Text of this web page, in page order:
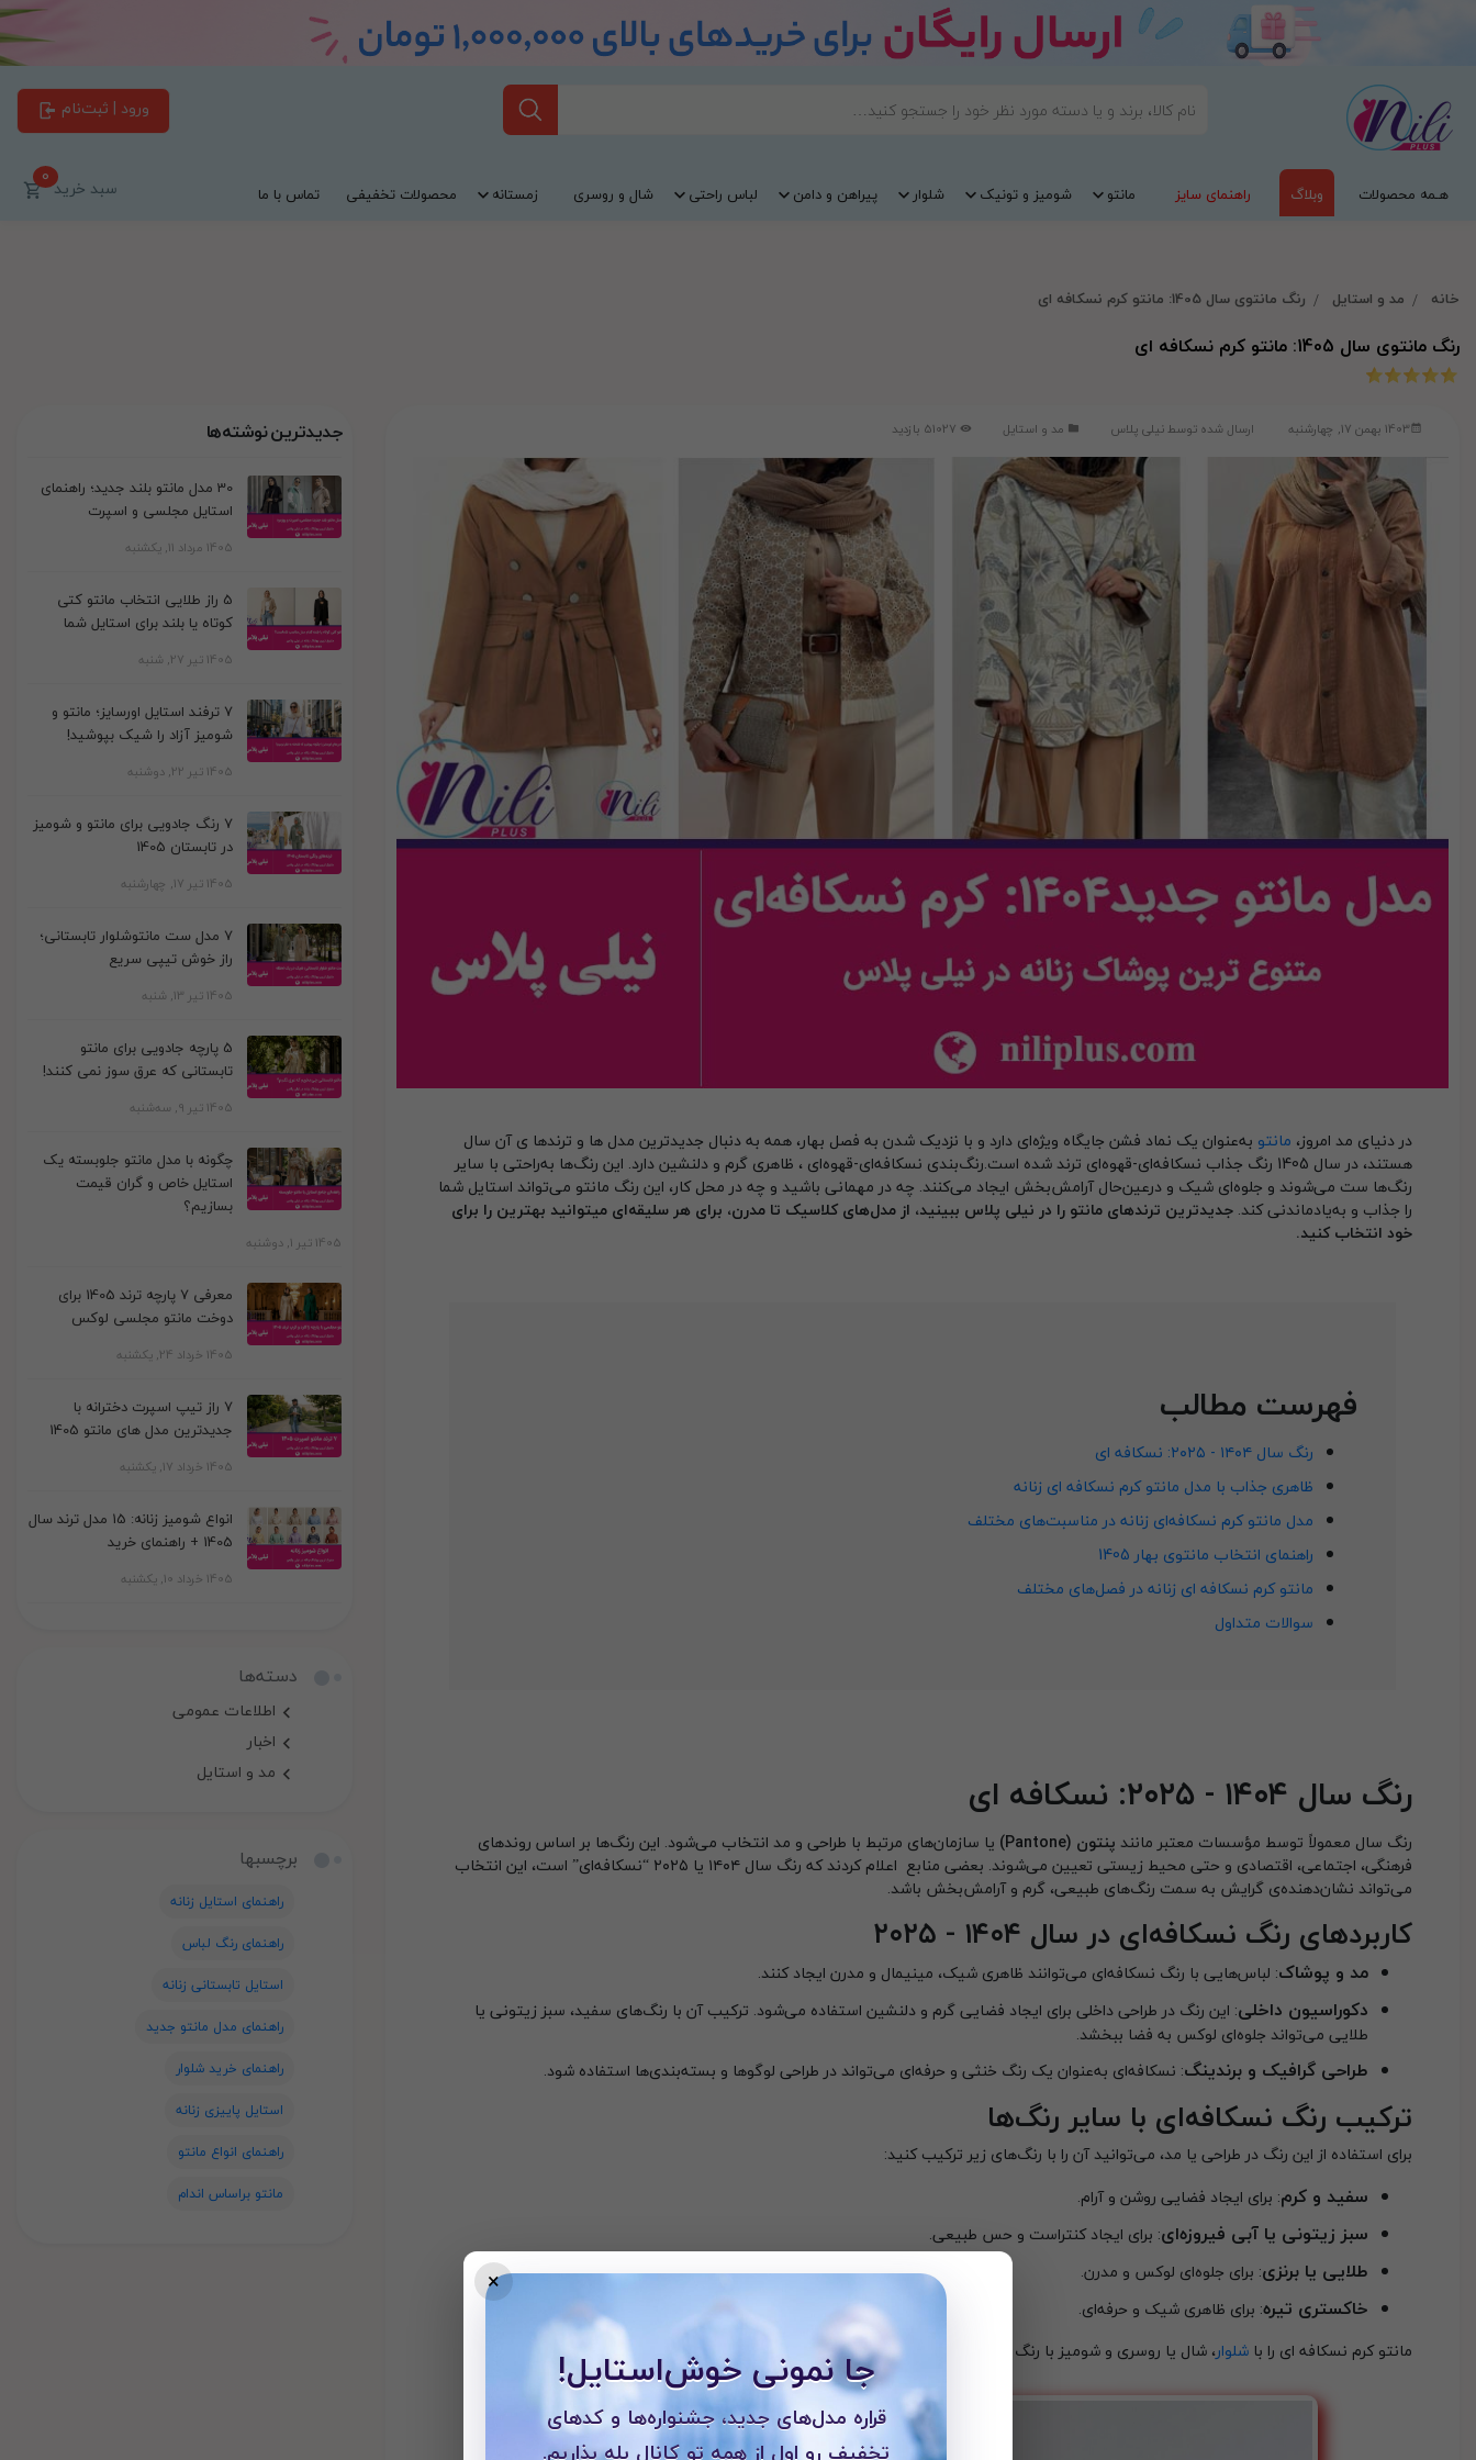
ورود | ثبت‌نام
هـمه محصولات وبلاگ راهنمای سایز مانتو شومیز و تونیک شلوار پیراهن و دامن لباس راحتی شال و روسری زمستانه محصولات تخفیفی تماس با ما سبد خرید0
خانه مد و استایل رنگ مانتوی سال 1405: مانتو کرم نسکافه ای
رنگ مانتوی سال 1405: مانتو کرم نسکافه ای
1403 بهمن 17, چهارشنبه ارسال شده توسطنیلی پلاس مد و استایل
در دنیای مد امروز، مانتو به‌عنوان یک نماد فشن جایگاه ویژه‌ای دارد و با نزدیک شدن به فصل بهار، همه به دنبال جدیدترین مدل ها و ترندها ی آن سال
هستند، در سال 1405 رنگ جذاب نسکافه‌ای-قهوه‌ای ترند شده است.رنگ‌بندی نسکافه‌ای-قهوه‌ای ، ظاهری گرم و دلنشین دارد. این رنگ‌ها به‌راحتی با سایر
رنگ‌ها ست می‌شوند و جلوه‌ای شیک و درعین‌حال آرامش‌بخش ایجاد می‌کنند. چه در مهمانی باشید و چه در محل کار، این رنگ مانتو می‌تواند استایل شما
را جذاب و به‌یادماندنی کند. جدیدترین ترندهای مانتو را در نیلی پلاس ببینید، از مدل‌های کلاسیک تا مدرن، برای هر سلیقه‌ای میتوانید بهترین را برای
خود انتخاب کنید.
فهرست مطالب
رنگ سال ۱۴۰۴ - ۲۰۲۵: نسکافه ای
ظاهری جذاب با مدل مانتو کرم نسکافه ای زنانه
مدل مانتو کرم نسکافه‌ای زنانه در مناسبت‌های مختلف
راهنمای انتخاب مانتوی بهار 1405
مانتو کرم نسکافه ای زنانه در فصل‌های مختلف
سوالات متداول
رنگ سال ۱۴۰۴ - ۲۰۲۵: نسکافه ای
رنگ سال معمولاً توسط مؤسسات معتبر مانند پنتون (Pantone)
یا سازمان‌های مرتبط با طراحی و مد انتخاب می‌شود. این رنگ‌ها بر اساس روندهای
فرهنگی، اجتماعی، اقتصادی و حتی محیط‌ زیستی تعیین می‌شوند. بعضی منابع اعلام کردند که رنگ سال ۱۴۰۴ یا ۲۰۲۵ “نسکافه‌ای” است، این انتخاب
می‌تواند نشان‌دهنده‌ی گرایش به سمت رنگ‌های طبیعی، گرم و آرامش‌بخش باشد.
کاربردهای رنگ نسکافه‌ای در سال ۱۴۰۴ - ۲۰۲۵
مد و پوشاک: لباس‌هایی با رنگ نسکافه‌ای می‌توانند ظاهری شیک، مینیمال و مدرن ایجاد کنند.
دکوراسیون داخلی: این رنگ در طراحی داخلی برای ایجاد فضایی گرم و دلنشین استفاده می‌شود. ترکیب آن با رنگ‌های سفید، سبز زیتونی یا
طلایی می‌تواند جلوه‌ای لوکس به فضا ببخشد.
طراحی گرافیک و برندینگ: نسکافه‌ای به‌عنوان یک رنگ خنثی و حرفه‌ای می‌تواند در طراحی لوگوها و بسته‌بندی‌ها استفاده شود.
ترکیب رنگ نسکافه‌ای با سایر رنگ‌ها
برای استفاده از این رنگ در طراحی یا مد، می‌توانید آن را با رنگ‌های زیر ترکیب کنید:
سفید و کرم: برای ایجاد فضایی روشن و آرام.
سبز زیتونی یا آبی فیروزه‌ای: برای ایجاد کنتراست و حس طبیعی.
طلایی یا برنزی: برای جلوه‌ای لوکس و مدرن.
خاکستری تیره: برای ظاهری شیک و حرفه‌ای.
مانتو کرم نسکافه ای را با شلوار، شال یا روسری و شومیز با رنگ های بالا ست کنید و استایلی شیک برای خود بسازید.
جدیدترین نوشته‌ها
30 مدل مانتو بلند جدید؛ راهنمای
استایل مجلسی و اسپرت
1405 مرداد 11, یکشنبه
5 راز طلایی انتخاب مانتو کتی
کوتاه یا بلند برای استایل شما
1405 تیر 27, شنبه
7 ترفند استایل اورسایز؛ مانتو و
شومیز آزاد را شیک بپوشید!
1405 تیر 22, دوشنبه
7 رنگ جادویی برای مانتو و شومیز
در تابستان 1405
1405 تیر 17, چهارشنبه
7 مدل ست مانتوشلوار تابستانی؛
راز خوش تیپی سریع
1405 تیر 13, شنبه
5 پارچه جادویی برای مانتو
تابستانی که عرق سوز نمی کنند!
1405 تیر 9, سه‌شنبه
چگونه با مدل مانتو جلوبسته یک
استایل خاص و گران قیمت
بسازیم؟
1405 تیر 1, دوشنبه
معرفی 7 پارچه ترند 1405 برای
دوخت مانتو مجلسی لوکس
1405 خرداد 24, یکشنبه
7 راز تیپ اسپرت دخترانه با
جدیدترین مدل های مانتو 1405
1405 خرداد 17, یکشنبه
انواع شومیز زنانه: 15 مدل ترند سال
1405 + راهنمای خرید
1405 خرداد 10, یکشنبه
دسته‌ها
اطلاعات عمومی
اخبار
مد و استایل
برچسبها
راهنمای استایل زنانه
راهنمای رنگ لباس
استایل تابستانی زنانه
راهنمای مدل مانتو جدید
راهنمای خرید شلوار
استایل پاییزی زنانه
راهنمای انواع مانتو
مانتو براساس اندام
×
جا نمونی خوش‌استایل!
قراره مدل‌های جدید، جشنواره‌ها و کدهای
تخفیف رو اول از همه تو کانال بله بذاریم.